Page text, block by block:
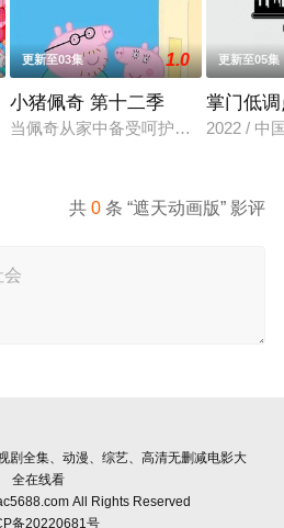
厅，下一秒竟然血流成河……明明
更新至03集 1.0
小猪佩奇 第十二季
当佩奇从家中备受呵护的"小妹妹"一
更新至05集
掌门低
2022 / 中
共0 条 “遮天动画版” 影评
剧全集、动漫、综艺、高清无删减电影大
全在线看
All Rights Reserved
备20220681号